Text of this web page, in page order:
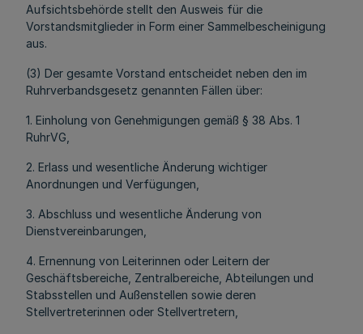
Aufsichtsbehörde stellt den Ausweis für die
Vorstandsmitglieder in Form einer Sammelbescheinigung
aus.
(3) Der gesamte Vorstand entscheidet neben den im
Ruhrverbandsgesetz genannten Fällen über:
1. Einholung von Genehmigungen gemäß § 38 Abs. 1
RuhrVG,
2. Erlass und wesentliche Änderung wichtiger
Anordnungen und Verfügungen,
3. Abschluss und wesentliche Änderung von
Dienstvereinbarungen,
4. Ernennung von Leiterinnen oder Leitern der
Geschäftsbereiche, Zentralbereiche, Abteilungen und
Stabsstellen und Außenstellen sowie deren
Stellvertreterinnen oder Stellvertretern,